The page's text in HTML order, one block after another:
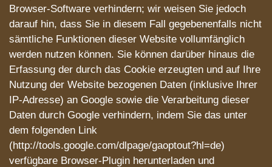
Browser-Software verhindern; wir weisen Sie jedoch
darauf hin, dass Sie in diesem Fall gegebenenfalls nicht
sämtliche Funktionen dieser Website vollumfänglich
werden nutzen können. Sie können darüber hinaus die
Erfassung der durch das Cookie erzeugten und auf Ihre
Nutzung der Website bezogenen Daten (inklusive Ihrer
IP-Adresse) an Google sowie die Verarbeitung dieser
Daten durch Google verhindern, indem Sie das unter
dem folgenden Link
(http://tools.google.com/dlpage/gaoptout?hl=de)
verfügbare Browser-Plugin herunterladen und